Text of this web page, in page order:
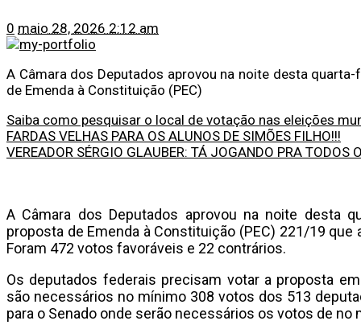
0 maio 28, 2026 2:12 am
A Câmara dos Deputados aprovou na noite desta
de Emenda à Constituição (PEC)
Saiba como pesquisar o local de votação nas eleições
FARDAS VELHAS PARA OS ALUNOS DE SIMÕES FILHO!!!
VEREADOR SÉRGIO GLAUBER: TÁ JOGANDO PRA TODOS
A Câmara dos Deputados aprovou na noite desta
proposta de Emenda à Constituição (PEC) 221/19 que
Foram 472 votos favoráveis e 22 contrários.
Os deputados federais precisam votar a proposta
são necessários no mínimo 308 votos dos 513
para o Senado onde serão necessários os votos de no